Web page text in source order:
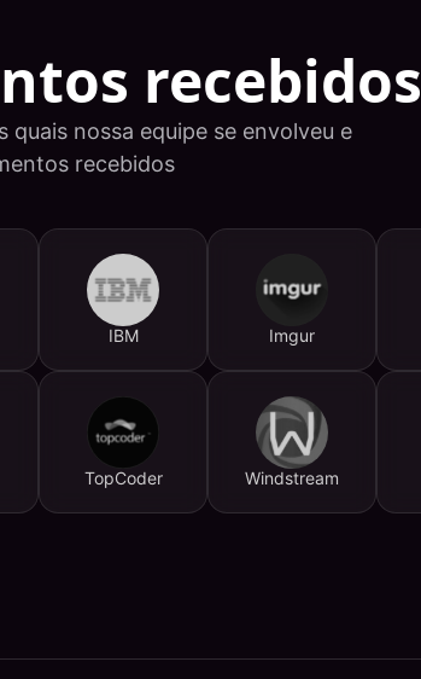
recebidos
quais nossa equipe se envolveu e
recebidos
IBM Imgur
TopCoder Windstream